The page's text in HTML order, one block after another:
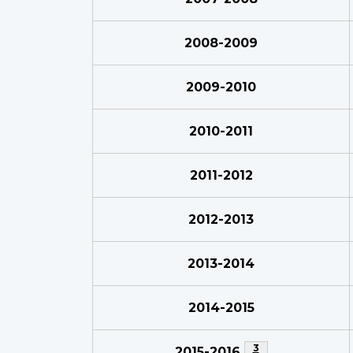
2008-2009
2009-2010
2010-2011
2011-2012
2012-2013
2013-2014
2014-2015
Note de bas de
3